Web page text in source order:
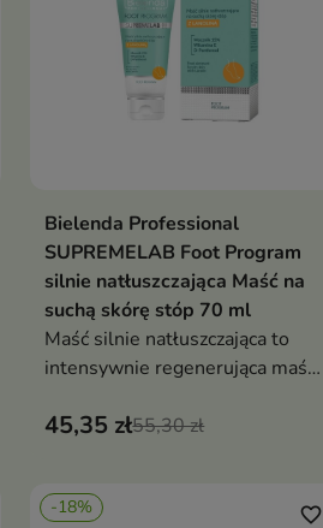
Dodaj do koszyka
Bielenda Professional
SUPREMELAB Foot Program
silnie natłuszczająca Maść na
suchą skórę stóp 70 ml
Maść silnie natłuszczająca to
intensywnie regenerująca maść,
odbudowuje bardzo suchą skórę
45,35 zł55,30 zł
-18% favorite_border